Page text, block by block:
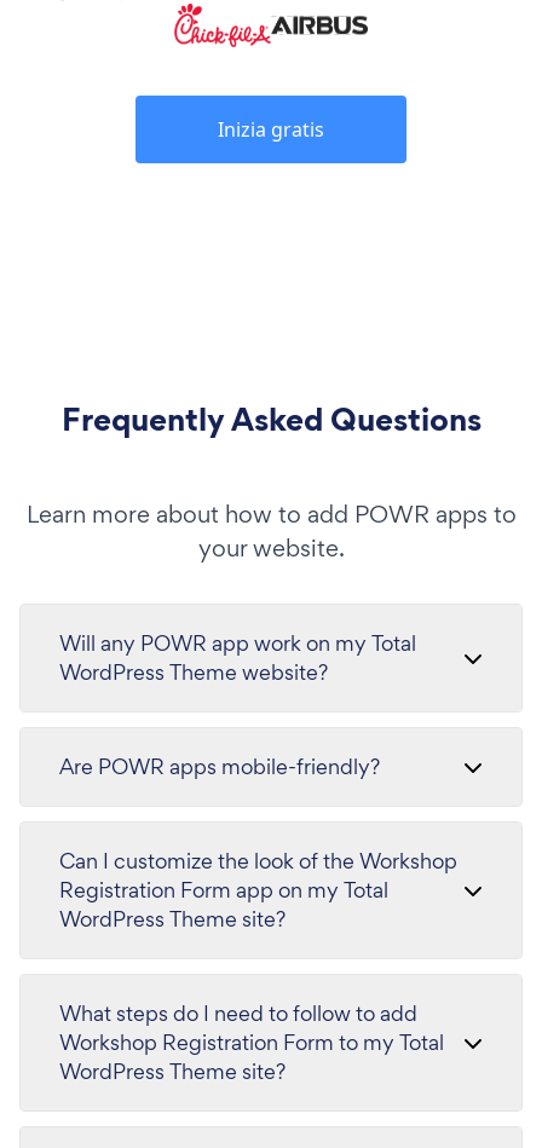
Inizia gratis
Frequently Asked Questions
Learn more about how to add POWR apps to
your website.
Will any POWR app work on my Total
WordPress Theme website?
Are POWR apps mobile-friendly?
Can I customize the look of the Workshop
Registration Form app on my Total
WordPress Theme site?
What steps do I need to follow to add
Workshop Registration Form to my Total
WordPress Theme site?